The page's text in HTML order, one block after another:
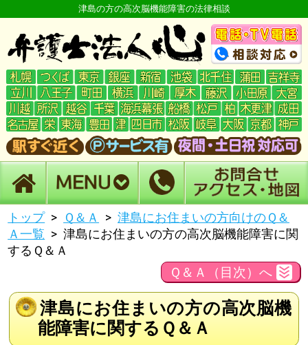
津島の方の高次脳機能障害の法律相談
トップ Ｑ＆Ａ
津島にお住まいの方向けのＱ＆
Ａ一覧
津島にお住まいの方の高次脳機能障害に関
するＱ＆Ａ
Ｑ＆Ａ（目次）へ
津島にお住まいの方の高次脳機
能障害に関するＱ＆Ａ